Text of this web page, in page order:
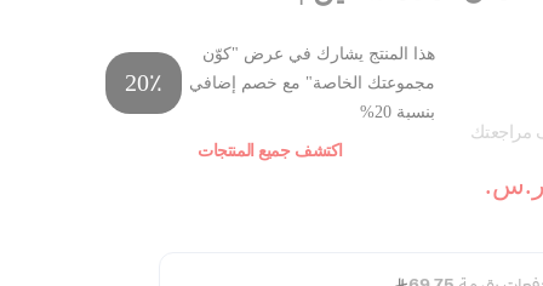
مراجعتك
هذا المنتج يشارك في عرض "كوّن
مجموعتك الخاصة" مع خصم إضافي
بنسبة 20%
20٪
اكتشف جميع المنتجات